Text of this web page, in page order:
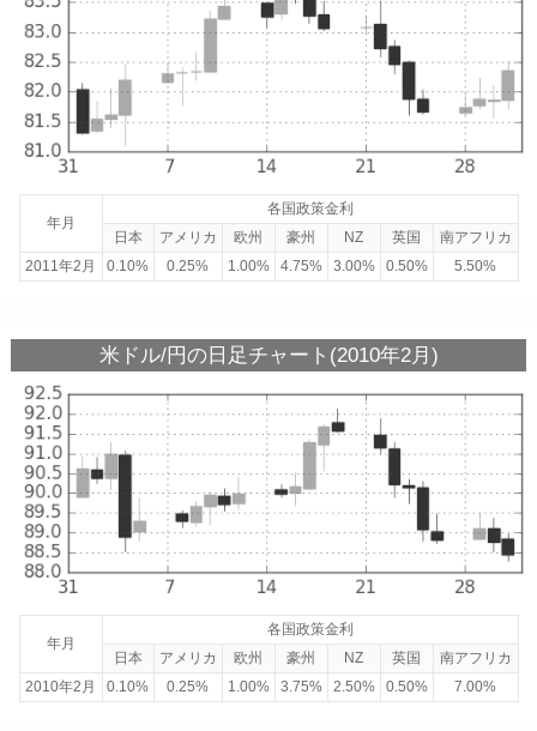
年月
各国政策金利
日本
アメリカ 欧州 豪州 NZ 英国
南アフリカ
2011年2月
0.10% 0.25% 1.00% 4.75% 3.00% 0.50% 5.50%
米ドル/円の日足チャート(2010年2月)
年月
各国政策金利
日本
アメリカ 欧州 豪州 NZ 英国
南アフリカ
2010年2月
0.10% 0.25% 1.00% 3.75% 2.50% 0.50% 7.00%